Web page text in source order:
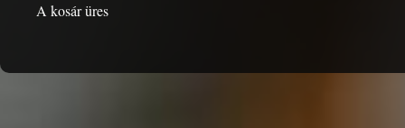
A kosár üres